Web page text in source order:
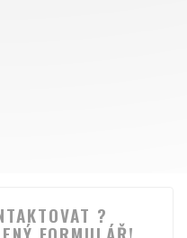
?